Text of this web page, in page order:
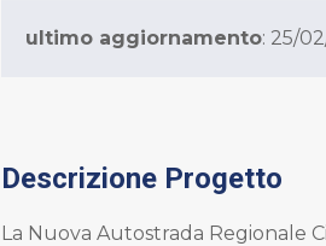
ultimo aggiornamento: 25/
Descrizione Progetto
La Nuova Autostrada Regionale